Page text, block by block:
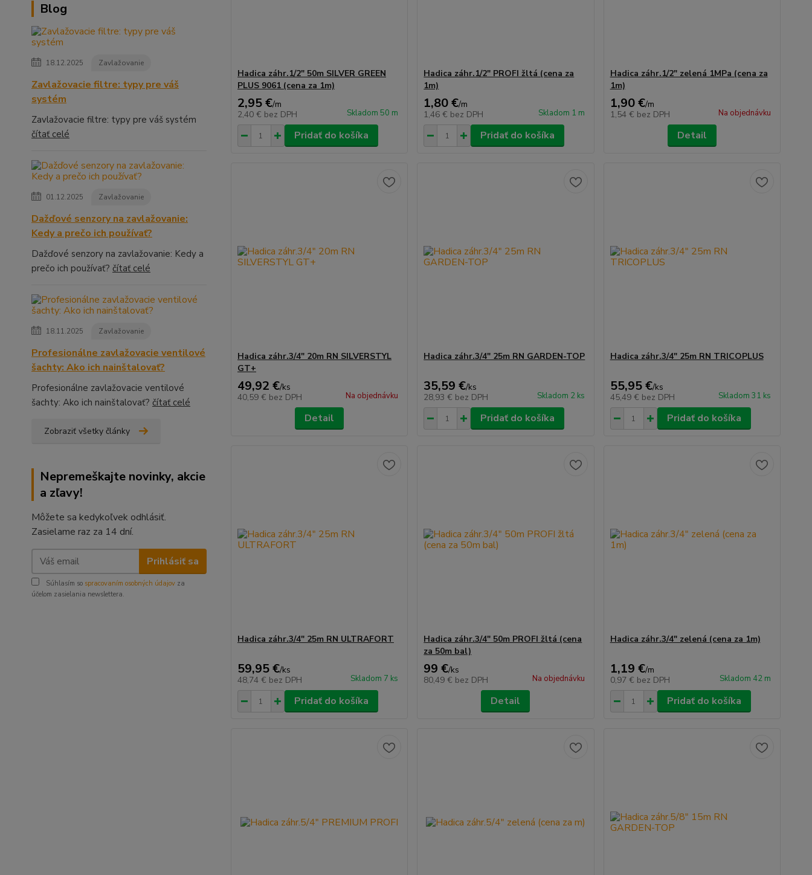
Blog
18.12.2025 Zavlažovanie
Zavlažovacie filtre: typy pre váš
systém
Zavlažovacie filtre: typy pre váš systém
čítať celé
01.12.2025 Zavlažovanie
Dažďové senzory na zavlažovanie:
Kedy a prečo ich používať?
Dažďové senzory na zavlažovanie: Kedy a
prečo ich používať? čítať celé
18.11.2025 Zavlažovanie
Profesionálne zavlažovacie ventilové
šachty: Ako ich nainštalovať?
Profesionálne zavlažovacie ventilové
šachty: Ako ich nainštalovať? čítať celé
Zobraziť všetky články
Nepremeškajte novinky, akcie
a zľavy!
Môžete sa kedykoľvek odhlásiť.
Zasielame raz za 14 dní.
Prihlásiť sa
Súhlasím so spracovaním osobných údajov za
účelom zasielania newslettera.
Hadica záhr.1/2" 50m SILVER GREEN
PLUS 9061 (cena za 1m)
2,95 €/m
2,40 € bez DPH Skladom 50 m
Pridať do košíka
Hadica záhr.1/2" PROFI žltá (cena za
1m)
1,80 €/m
1,46 € bez DPH Skladom 1 m
Pridať do košíka
Hadica záhr.1/2" zelená 1MPa (cena za
1m)
1,90 €/m
1,54 € bez DPH Na objednávku
Detail
Hadica záhr.3/4" 20m RN SILVERSTYL
GT+
49,92 €/ks
40,59 € bez DPH Na objednávku
Detail
Hadica záhr.3/4" 25m RN GARDEN-TOP
35,59 €/ks
28,93 € bez DPH Skladom 2 ks
Pridať do košíka
Hadica záhr.3/4" 25m RN TRICOPLUS
55,95 €/ks
45,49 € bez DPH Skladom 31 ks
Pridať do košíka
Hadica záhr.3/4" 25m RN ULTRAFORT
59,95 €/ks
48,74 € bez DPH Skladom 7 ks
Pridať do košíka
Hadica záhr.3/4" 50m PROFI žltá (cena
za 50m bal)
99 €/ks
80,49 € bez DPH Na objednávku
Detail
Hadica záhr.3/4" zelená (cena za 1m)
1,19 €/m
0,97 € bez DPH Skladom 42 m
Pridať do košíka